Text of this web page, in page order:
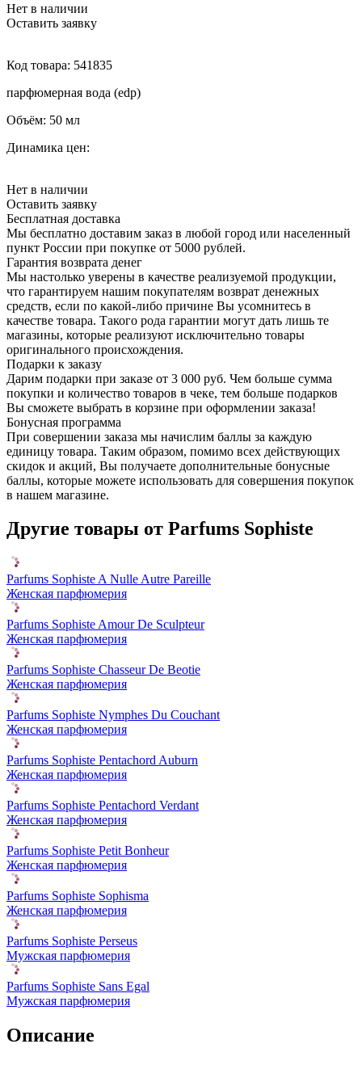
Нет в наличии
Оставить заявку
Код товара: 541835
парфюмерная вода (edp)
Объём: 50 мл
Динамика цен:
Нет в наличии
Оставить заявку
Бесплатная доставка
Мы бесплатно доставим заказ в любой город или населенный
пункт России при покупке от 5000 рублей.
Гарантия возврата денег
Мы настолько уверены в качестве реализуемой продукции,
что гарантируем нашим покупателям возврат денежных
средств, если по какой-либо причине Вы усомнитесь в
качестве товара. Такого рода гарантии могут дать лишь те
магазины, которые реализуют исключительно товары
оригинального происхождения.
Подарки к заказу
Дарим подарки при заказе от 3 000 руб. Чем больше сумма
покупки и количество товаров в чеке, тем больше подарков
Вы сможете выбрать в корзине при оформлении заказа!
Бонусная программа
При совершении заказа мы начислим баллы за каждую
единицу товара. Таким образом, помимо всех действующих
скидок и акций, Вы получаете дополнительные бонусные
баллы, которые можете использовать для совершения покупок
в нашем магазине.
Другие товары от Parfums Sophiste
Parfums Sophiste A Nulle Autre Pareille
Женская парфюмерия
Parfums Sophiste Amour De Sculpteur
Женская парфюмерия
Parfums Sophiste Chasseur De Beotie
Женская парфюмерия
Parfums Sophiste Nymphes Du Couchant
Женская парфюмерия
Parfums Sophiste Pentachord Auburn
Женская парфюмерия
Parfums Sophiste Pentachord Verdant
Женская парфюмерия
Parfums Sophiste Petit Bonheur
Женская парфюмерия
Parfums Sophiste Sophisma
Женская парфюмерия
Parfums Sophiste Perseus
Мужская парфюмерия
Parfums Sophiste Sans Egal
Мужская парфюмерия
Описание